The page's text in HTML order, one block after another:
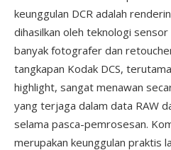
keunggulan DCR adalah
dihasilkan oleh teknologi
banyak fotografer dan
tangkapan Kodak DCS,
highlight, sangat menawan
yang terjaga dalam data RAW
selama pasca-pemrosesan.
merupakan keunggulan praktis